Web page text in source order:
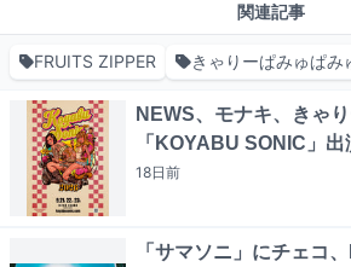
関連記事
FRUITS ZIPPER きゃりーぱみゅぱみ
NEWS、モナキ、きゃ
「KOYABU SONIC」出
18日前
「サマソニ」にチェコ